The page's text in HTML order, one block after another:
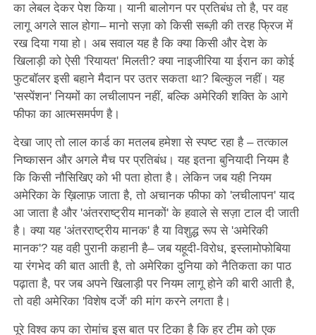
का लेबल देकर पेश किया। यानी बालोगन पर प्रतिबंध तो है, पर वह
लागू अगले साल होगा– मानो सज़ा को किसी सब्ज़ी की तरह फ्रिज में
रख दिया गया हो। अब सवाल यह है कि क्या किसी और देश के
खिलाड़ी को ऐसी 'रियायत' मिलती? क्या नाइजीरिया या ईरान का कोई
फुटबॉलर इसी बहाने मैदान पर उतर सकता था? बिल्कुल नहीं। यह
'सस्पेंशन' नियमों का लचीलापन नहीं, बल्कि अमेरिकी शक्ति के आगे
फीफा का आत्मसमर्पण है।
देखा जाए तो लाल कार्ड का मतलब हमेशा से स्पष्ट रहा है – तत्काल
निष्कासन और अगले मैच पर प्रतिबंध। यह इतना बुनियादी नियम है
कि किसी नौसिखिए को भी पता होता है। लेकिन जब यही नियम
अमेरिका के ख़िलाफ़ जाता है, तो अचानक फीफा को 'लचीलापन' याद
आ जाता है और 'अंतरराष्ट्रीय मानकों' के हवाले से सज़ा टाल दी जाती
है। क्या यह 'अंतरराष्ट्रीय मानक' है या विशुद्ध रूप से 'अमेरिकी
मानक'? यह वही पुरानी कहानी है– जब यहूदी-विरोध, इस्लामोफोबिया
या रंगभेद की बात आती है, तो अमेरिका दुनिया को नैतिकता का पाठ
पढ़ाता है, पर जब अपने खिलाड़ी पर नियम लागू होने की बारी आती है,
तो वही अमेरिका 'विशेष दर्जे' की मांग करने लगता है।
पूरे विश्व कप का रोमांच इस बात पर टिका है कि हर टीम को एक